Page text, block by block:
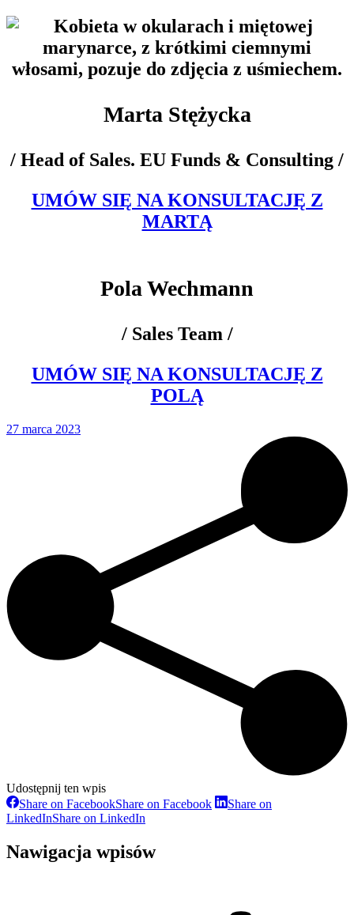
Marta Stężycka
/ Head of Sales. EU Funds & Consulting /
UMÓW SIĘ NA KONSULTACJĘ Z
MARTĄ
Pola Wechmann
/ Sales Team /
UMÓW SIĘ NA KONSULTACJĘ Z
POLĄ
27 marca 2023
Udostępnij ten wpis
Share on FacebookShare on Facebook
Share on
LinkedInShare on LinkedIn
Nawigacja wpisów